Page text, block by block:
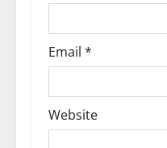
n
Email *
Website